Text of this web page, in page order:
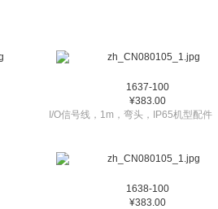
1637-100
¥383.00
I/O信号线，1m，弯头，IP65机型配件
1638-100
¥383.00